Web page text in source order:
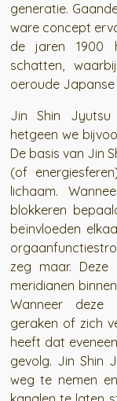
generatie.
ware concept
de jaren 1900
schatten,
oeroude Japanse
Jin Shin
hetgeen we
De basis van Jin
(of
lichaam.
blokkeren
beïnvloeden
zeg maar. Deze
meridianen
Wanneer deze
geraken of zich
heeft dat
gevolg. Jin Shin
weg te nemen